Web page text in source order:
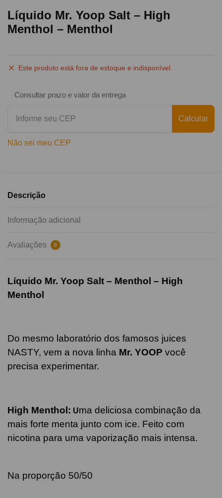
Líquido Mr. Yoop Salt – High
Menthol – Menthol
Este produto está fora de estoque e indisponível.
Consultar prazo e valor da entrega
Calcular
Não sei meu CEP
Descrição
Informação adicional
Avaliações 0
Líquido Mr. Yoop Salt – Menthol – High
Menthol
Do mesmo laboratório dos famosos juices
NASTY, vem a nova linha Mr. YOOP você
precisa experimentar.
High Menthol: Uma deliciosa combinação da
mais forte menta junto com ice. Feito com
nicotina para uma vaporização mais intensa.
Na proporção 50/50